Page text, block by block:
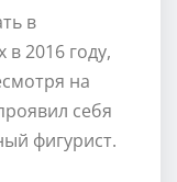
в
2016 году,
на
себя
фигурист.